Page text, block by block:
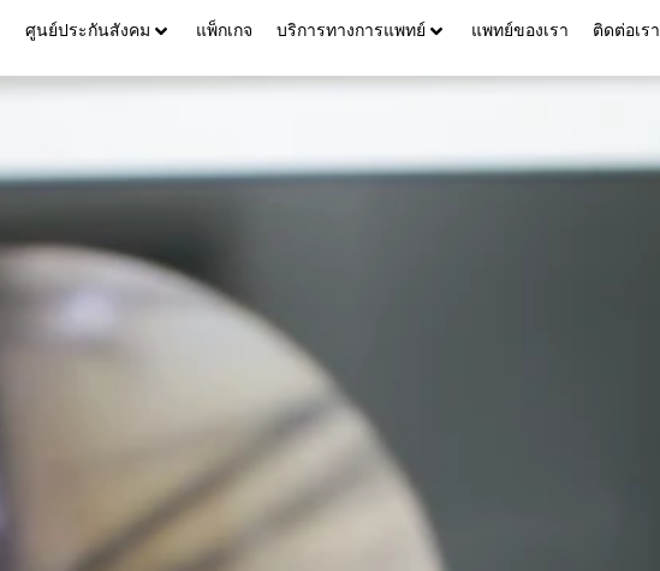
ศูนย์ประกันสังคม แพ็กเกจ บริการทางการแพทย์ แพทย์ของเรา ติดต่อเรา